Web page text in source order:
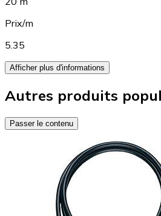
Prix/m
5.35
Afficher plus d'informations
Autres produits
Passer le contenu